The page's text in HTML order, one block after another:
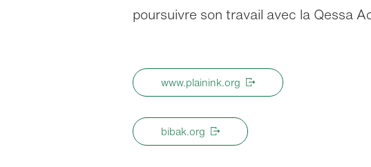
poursuivre son travail avec la Qessa
www.plainink.org
bibak.org